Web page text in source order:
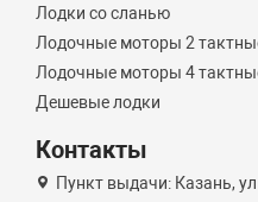
Лодки со сланью
Лодочные моторы 2
Лодочные моторы 4
Дешевые лодки
Контакты
Пункт выдачи: Казань,